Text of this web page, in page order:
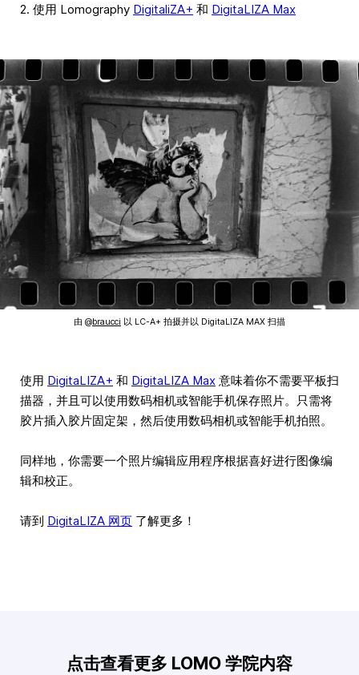
2. 使用 Lomography DigitaliZA+ 和 DigitaLIZA Max
由 @braucci 以 LC-A+ 拍摄并以 DigitaLIZA MAX 扫描
使用 DigitaLIZA+ 和 DigitaLIZA Max 意味着你不需要平板扫
描器，并且可以使用数码相机或智能手机保存照片。只需将
胶片插入胶片固定架，然后使用数码相机或智能手机拍照。
同样地，你需要一个照片编辑应用程序根据喜好进行图像编
辑和校正。
请到 DigitaLIZA 网页 了解更多！
点击查看更多 LOMO 学院内容